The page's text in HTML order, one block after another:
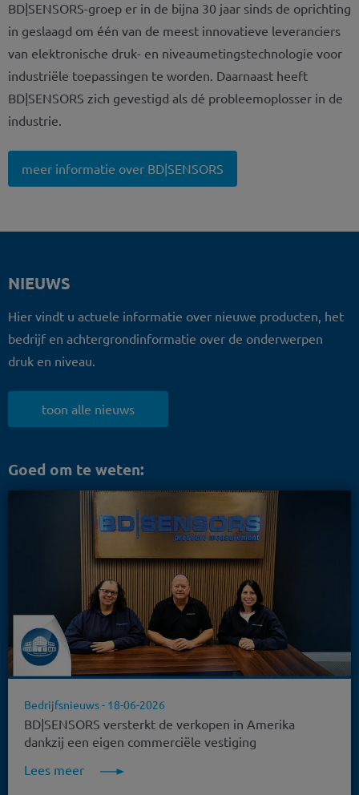
BD|SENSORS-groep er in de bijna 30 jaar sinds de oprichting
in geslaagd om één van de meest innovatieve leveranciers
van elektronische druk- en niveaumetingstechnologie voor
industriële toepassingen te worden. Daarnaast heeft
BD|SENSORS zich gevestigd als dé probleemoplosser in de
industrie.
meer informatie over BD|SENSORS
NIEUWS
Hier vindt u actuele informatie over nieuwe producten, het
bedrijf en achtergrondinformatie over de onderwerpen
druk en niveau.
toon alle nieuws
Goed om te weten:
Bedrijfsnieuws - 18-06-2026
BD|SENSORS versterkt de verkopen in Amerika
dankzij een eigen commerciële vestiging
Lees meer